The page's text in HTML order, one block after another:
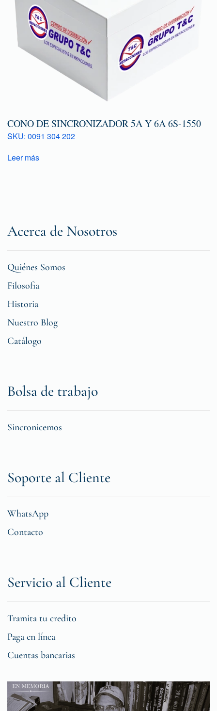
CONO DE SINCRONIZADOR 5A Y 6A 6S-1550
SKU: 0091 304 202
Leer más
Acerca de Nosotros
Quiénes Somos
Filosofia
Historia
Nuestro Blog
Catálogo
Bolsa de trabajo
Sincronicemos
Soporte al Cliente
WhatsApp
Contacto
Servicio al Cliente
Tramita tu credito
Paga en línea
Cuentas bancarias